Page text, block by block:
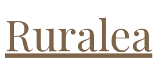
Ruralea